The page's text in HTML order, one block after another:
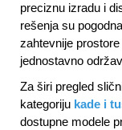
preciznu izradu i
rešenja su
zahtevnije
jednostavno
Za širi pregled
kategoriju kade i
dostupne modele